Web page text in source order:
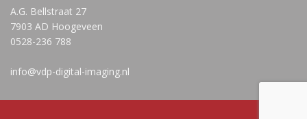
A.G. Bellstraat 27
7903 AD Hoogeveen
0528-236 788
info@vdp-digital-imaging.nl